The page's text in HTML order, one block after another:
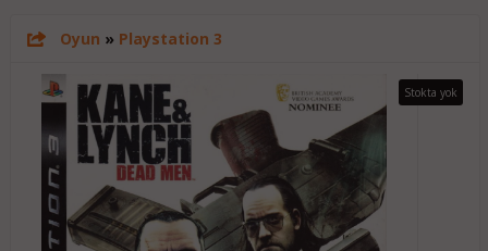
Oyun » Playstation 3
Stokta yok